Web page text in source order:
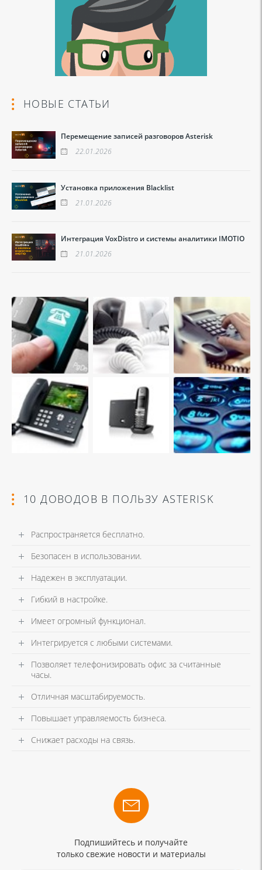
НОВЫЕ СТАТЬИ
Перемещение записей разговоров Asterisk
22.01.2026
Установка приложения Blacklist
21.01.2026
Интеграция VoxDistro и системы аналитики IMOTIO
21.01.2026
10 ДОВОДОВ В ПОЛЬЗУ ASTERISK
Распространяется бесплатно.
Безопасен в использовании.
Надежен в эксплуатации.
Гибкий в настройке.
Имеет огромный функционал.
Интегрируется с любыми системами.
Позволяет телефонизировать офис за считанные
часы.
Отличная масштабируемость.
Повышает управляемость бизнеса.
Снижает расходы на связь.
Подпишийтесь и получайте
только свежие новости и материалы